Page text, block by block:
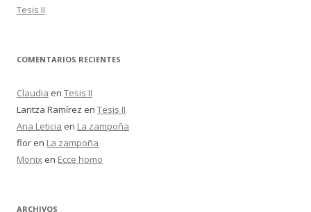
Tesis II
COMENTARIOS RECIENTES
Claudia en Tesis II
Laritza Ramírez en Tesis II
Ana Leticia en La zampoña
flor en La zampoña
Monix en Ecce homo
ARCHIVOS